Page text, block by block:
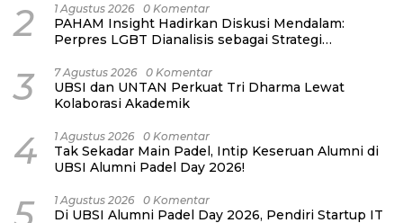
2 1 Agustus 2026 0 Komentar
PAHAM Insight Hadirkan Diskusi Mendalam:
Perpres LGBT Dianalisis sebagai Strategi
3 7 Agustus 2026 0 Komentar
UBSI dan UNTAN Perkuat Tri Dharma Lewat
Kolaborasi Akademik
4 1 Agustus 2026 0 Komentar
Tak Sekadar Main Padel, Intip Keseruan Alumni di
UBSI Alumni Padel Day 2026!
1 Agustus 2026 0 Komentar
Di UBSI Alumni Padel Day 2026, Pendiri Startup IT